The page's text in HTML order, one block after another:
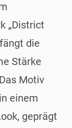
„District
die
Stärke
Motiv
einem
geprägt